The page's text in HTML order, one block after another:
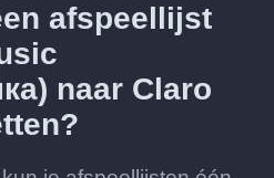
afspeellijst
naar Claro